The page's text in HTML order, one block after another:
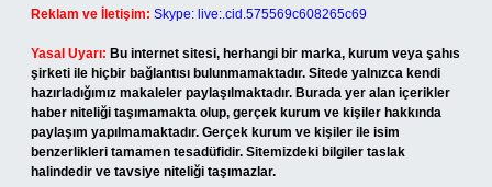
Reklam ve İletişim: Skype: live:.cid.575569c608265c69
Yasal Uyarı: Bu internet sitesi, herhangi bir marka, kurum veya şahıs
şirketi ile hiçbir bağlantısı bulunmamaktadır. Sitede yalnızca kendi
hazırladığımız makaleler paylaşılmaktadır. Burada yer alan içerikler
haber niteliği taşımamakta olup, gerçek kurum ve kişiler hakkında
paylaşım yapılmamaktadır. Gerçek kurum ve kişiler ile isim
benzerlikleri tamamen tesadüfidir. Sitemizdeki bilgiler taslak
halindedir ve tavsiye niteliği taşımazlar.